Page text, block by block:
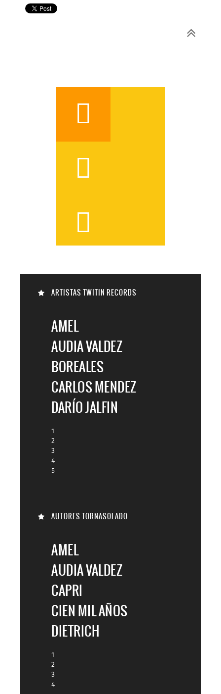





ARTISTAS TWITIN RECORDS
AMEL
AUDIA VALDEZ
BOREALES
CARLOS MENDEZ
DARÍO JALFIN
1
2
3
4
5
AUTORES TORNASOLADO
AMEL
AUDIA VALDEZ
CAPRI
CIEN MIL AÑOS
DIETRICH
1
2
3
4